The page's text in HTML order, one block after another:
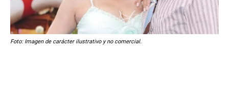
Foto: Imagen de carácter ilustrativo y no comercial.